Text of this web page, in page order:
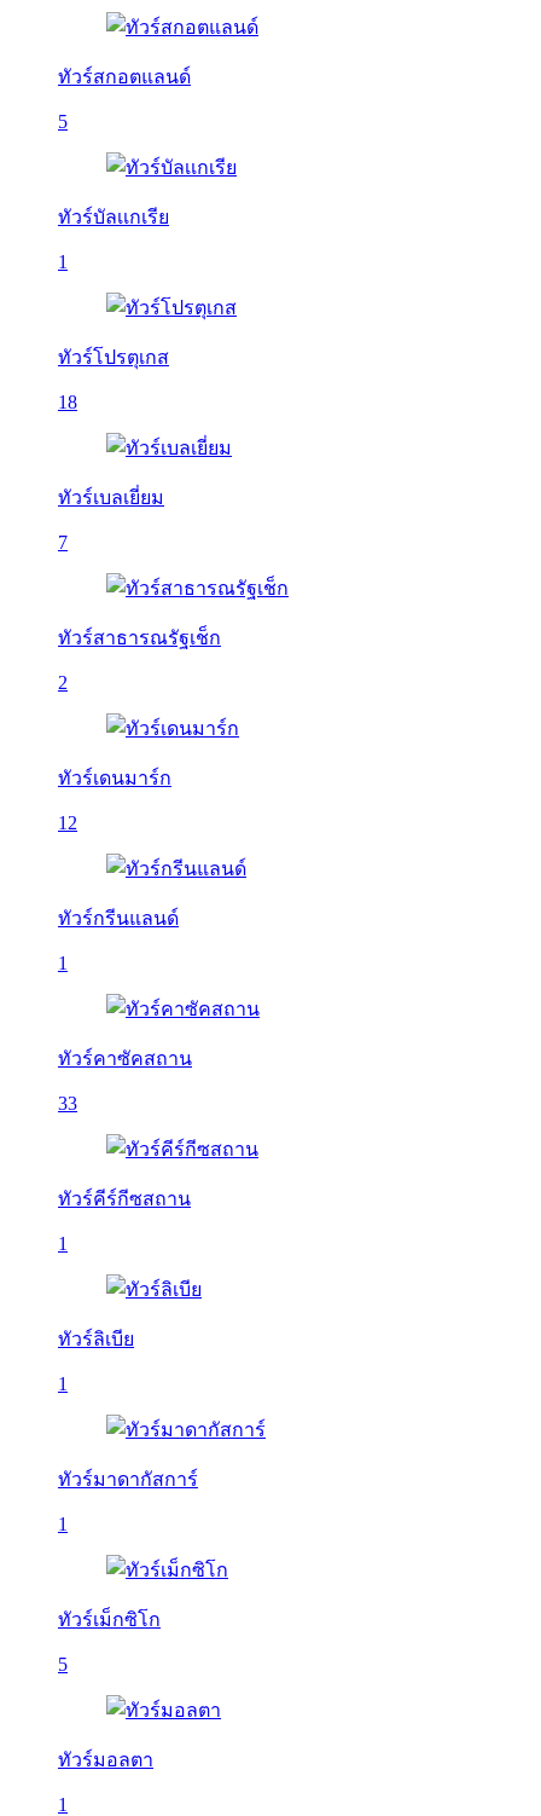
ทัวร์สกอตแลนด์
5
ทัวร์บัลเเกเรีย
1
ทัวร์โปรตุเกส
18
ทัวร์เบลเยี่ยม
7
ทัวร์สาธารณรัฐเช็ก
2
ทัวร์เดนมาร์ก
12
ทัวร์กรีนแลนด์
1
ทัวร์คาซัคสถาน
33
ทัวร์คีร์กีซสถาน
1
ทัวร์ลิเบีย
1
ทัวร์มาดากัสการ์
1
ทัวร์เม็กซิโก
5
ทัวร์มอลตา
1